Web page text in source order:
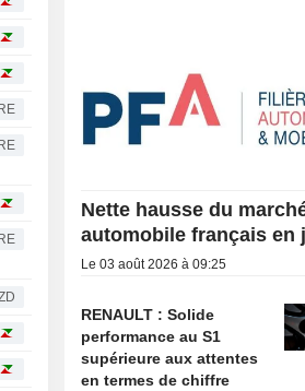
RE
RE
RE
Nette hausse du
automobile français en
Le 03 août 2026 à 09:25
RENAULT : Solide
performance au S1
supérieure aux attentes
en termes de chiffre